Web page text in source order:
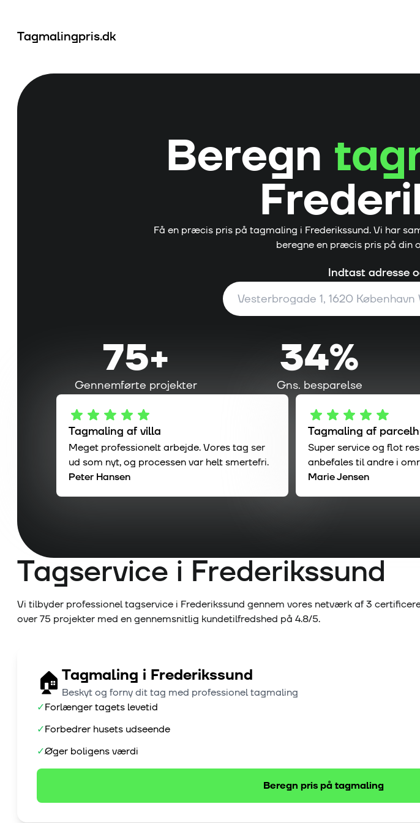
Tagmalingpris.dk
Beregn
Få en præcis pris på tagmaling i Frederikssund. Vi har
beregne en præcis pris på din
Indtast adresse
75+
Gennemførte projekter
34%
Gns. besparelse
Tagmaling af villa
Meget professionelt arbejde. Vores tag ser
ud som nyt, og processen var helt smertefri.
Peter Hansen
Tagmaling af
Super service og flot
anbefales til andre i
Marie Jensen
Tagservice i Frederikssund
Vi tilbyder professionel tagservice i Frederikssund gennem vores netværk af3
over75 projekter med en gennemsnitlig kundetilfredshed på 4.8/5.
🏠 Tagmaling i Frederikssund
Beskyt og forny dit tag med professionel tagmaling
✓Forlænger tagets levetid
✓Forbedrer husets udseende
✓Øger boligens værdi
Beregn pris påtagmaling